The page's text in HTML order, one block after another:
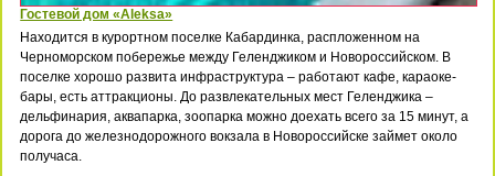
Гостевой дом «Aleksa»
Находится в курортном поселке Кабардинка, распложенном на
Черноморском побережье между Геленджиком и Новороссийском. В
поселке хорошо развита инфраструктура – работают кафе, караоке-
бары, есть аттракционы. До развлекательных мест Геленджика –
дельфинария, аквапарка, зоопарка можно доехать всего за 15 минут, а
дорога до железнодорожного вокзала в Новороссийске займет около
получаса.